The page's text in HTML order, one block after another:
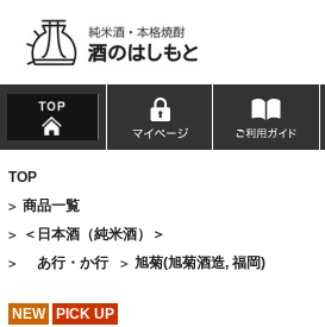
TOP
> 商品一覧
> ＜日本酒（純米酒）＞
> あ行・か行 > 旭菊(旭菊酒造, 福岡)
NEW PICK UP